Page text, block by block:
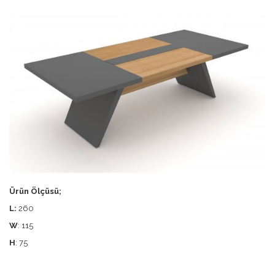
Ürün Ölçüsü;
L: 260
W: 115
H: 75